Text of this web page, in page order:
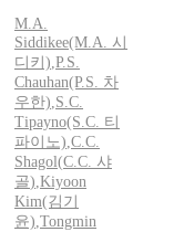
M.A.
Siddikee(M.A. 시
디키),P.S.
Chauhan(P.S. 차
우한),S.C.
Tipayno(S.C. 티
파이노),C.C.
Shagol(C.C. 샤
골),Kiyoon
Kim(김기
윤),Tongmin